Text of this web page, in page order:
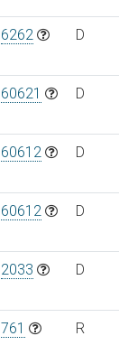
6262 D
60621 D
60612 D
60612 D
2033 D
761 R